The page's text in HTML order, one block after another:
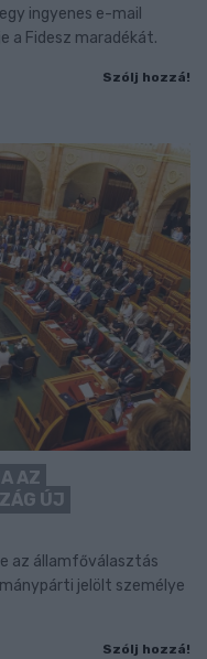
ingyenes e-mail
a Fidesz maradékát.
Szólj hozzá!
AZ
ÚJ
az államfőválasztás
jelölt személye
Szólj hozzá!